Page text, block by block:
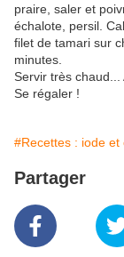
praire, saler et
échalote, persil.
filet de tamari sur
minutes.
Servir très chaud...
Se régaler !
#Recettes : iode et
Partager